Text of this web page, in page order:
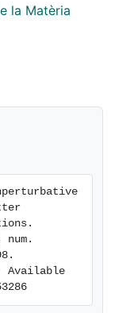
la Matèria
Available